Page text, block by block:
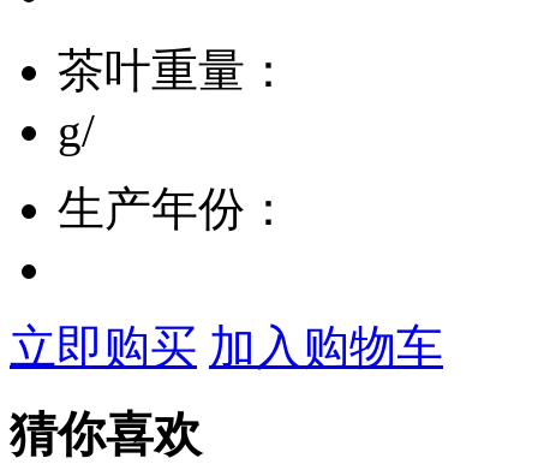
茶叶重量：
g/
生产年份：
立即购买 加入购物车
猜你喜欢